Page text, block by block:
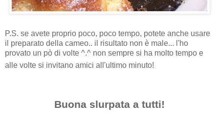
P.S. se avete proprio poco, poco tempo, potete anche usare
il preparato della cameo.. il risultato non è male... l'ho
provato un pò di volte ^.^ non sempre si ha molto tempo e
alle volte si invitano amici all'ultimo minuto!
Buona slurpata a tutti!